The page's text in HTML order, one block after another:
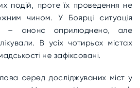
подій, проте їх проведення не
чином. У Боярці ситуація
– анонс оприлюднено, але
В усіх чотирьох містах
не зафіксовані.
серед досліджуваних міст у